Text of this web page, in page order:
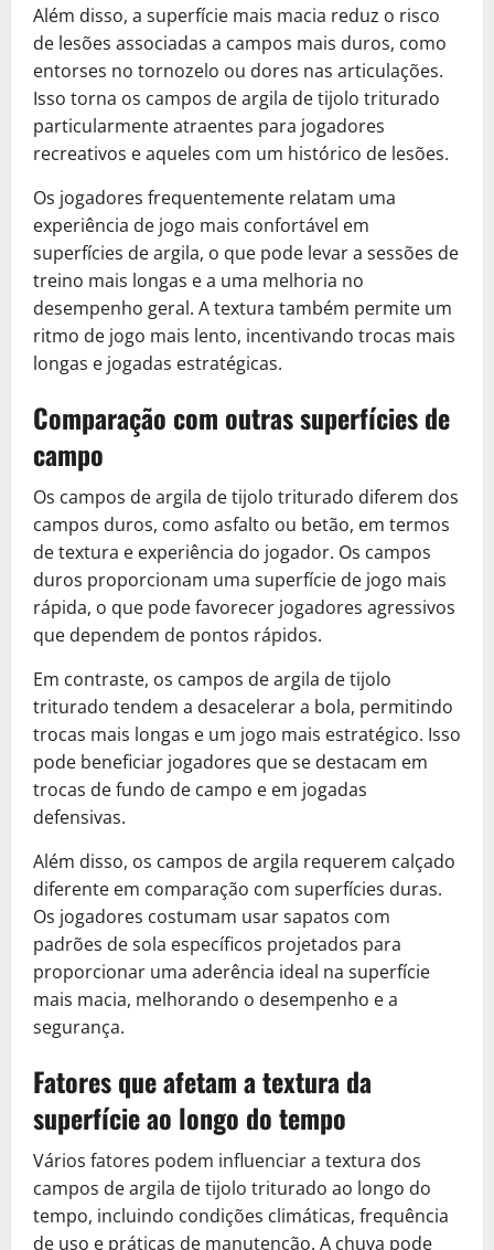
Além disso, a superfície mais macia reduz o risco
de lesões associadas a campos mais duros, como
entorses no tornozelo ou dores nas articulações.
Isso torna os campos de argila de tijolo triturado
particularmente atraentes para jogadores
recreativos e aqueles com um histórico de lesões.
Os jogadores frequentemente relatam uma
experiência de jogo mais confortável em
superfícies de argila, o que pode levar a sessões de
treino mais longas e a uma melhoria no
desempenho geral. A textura também permite um
ritmo de jogo mais lento, incentivando trocas mais
longas e jogadas estratégicas.
Comparação com outras superfícies de
campo
Os campos de argila de tijolo triturado diferem dos
campos duros, como asfalto ou betão, em termos
de textura e experiência do jogador. Os campos
duros proporcionam uma superfície de jogo mais
rápida, o que pode favorecer jogadores agressivos
que dependem de pontos rápidos.
Em contraste, os campos de argila de tijolo
triturado tendem a desacelerar a bola, permitindo
trocas mais longas e um jogo mais estratégico. Isso
pode beneficiar jogadores que se destacam em
trocas de fundo de campo e em jogadas
defensivas.
Além disso, os campos de argila requerem calçado
diferente em comparação com superfícies duras.
Os jogadores costumam usar sapatos com
padrões de sola específicos projetados para
proporcionar uma aderência ideal na superfície
mais macia, melhorando o desempenho e a
segurança.
Fatores que afetam a textura da
superfície ao longo do tempo
Vários fatores podem influenciar a textura dos
campos de argila de tijolo triturado ao longo do
tempo, incluindo condições climáticas, frequência
de uso e práticas de manutenção. A chuva pode